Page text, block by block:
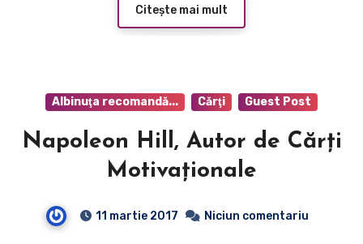
Citește mai mult
Albinuţa recomandă... Cărţi Guest Post
Napoleon Hill, Autor de Cărți
Motivaționale
11 martie 2017 Niciun comentariu